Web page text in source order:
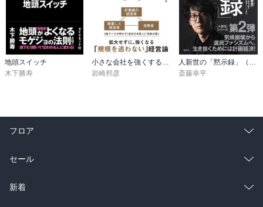
地頭スイッチ
木下勝寿
岩崎邦彦
斎藤幸平
フロア
総合
ラノベ
セール
総合
新着